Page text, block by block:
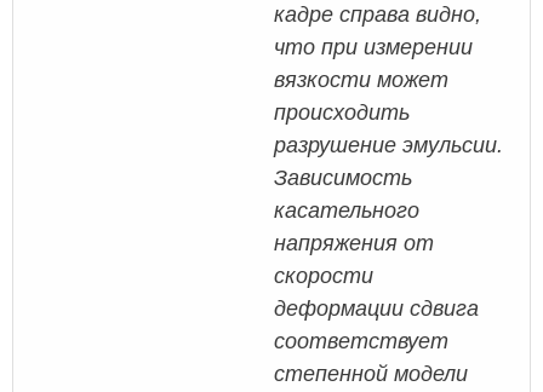
кадре справа видно,
что при измерении
вязкости может
происходить
разрушение эмульсии.
Зависимость
касательного
напряжения от
скорости
деформации сдвига
соответствует
степенной модели